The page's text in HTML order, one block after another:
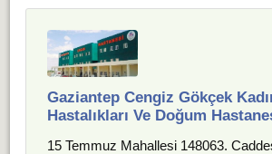
Gaziantep Cengiz Gökçek
Hastalıkları Ve Doğum
15 Temmuz Mahallesi 148063.